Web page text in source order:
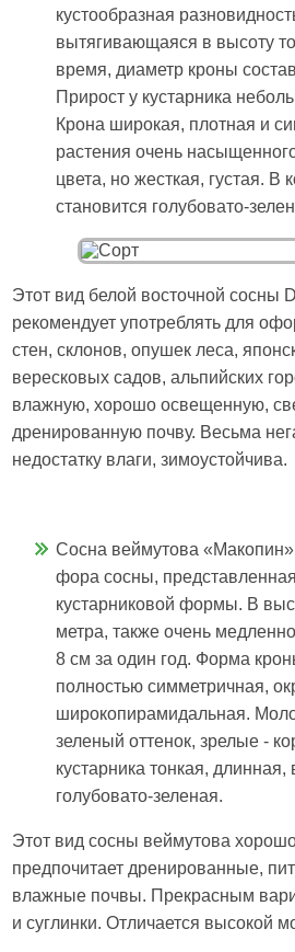
кустообразная
вытягивающаяся в высоту
время, диаметр кроны
Прирост у кустарника
Крона широкая, плотная и
растения очень
цвета, но жесткая, густая. В
становится голубовато-
Этот вид белой восточной сосны
рекомендует употреблять для
стен, склонов, опушек леса,
вересковых садов, альпийских
влажную, хорошо освещенную,
дренированную почву. Весьма
недостатку влаги, зимоустойчива.
Сосна веймутова
фора сосны,
кустарниковой формы. В
метра, также очень
8 см за один год. Форма
полностью симметричная,
широкопирамидальная.
зеленый оттенок, зрелые -
кустарника тонкая, длинная,
голубовато-зеленая.
Этот вид сосны веймутова
предпочитает дренированные,
влажные почвы. Прекрасным
и суглинки. Отличается высокой